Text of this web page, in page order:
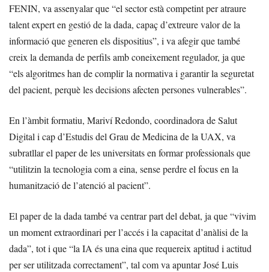
FENIN, va assenyalar que “el sector està competint per atraure
talent expert en gestió de la dada, capaç d’extreure valor de la
informació que generen els dispositius”, i va afegir que també
creix la demanda de perfils amb coneixement regulador, ja que
“els algoritmes han de complir la normativa i garantir la seguretat
del pacient, perquè les decisions afecten persones vulnerables”.
En l’àmbit formatiu, Mariví Redondo, coordinadora de Salut
Digital i cap d’Estudis del Grau de Medicina de la UAX, va
subratllar el paper de les universitats en formar professionals que
“utilitzin la tecnologia com a eina, sense perdre el focus en la
humanització de l’atenció al pacient”.
El paper de la dada també va centrar part del debat, ja que “vivim
un moment extraordinari per l’accés i la capacitat d’anàlisi de la
dada”, tot i que “la IA és una eina que requereix aptitud i actitud
per ser utilitzada correctament”, tal com va apuntar José Luis